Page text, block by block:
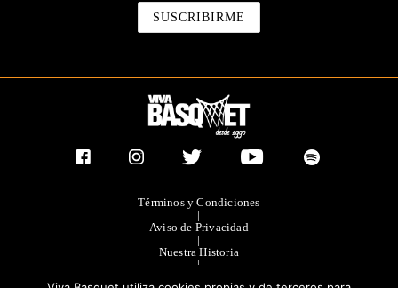
Términos y Condiciones
|
Aviso de Privacidad
|
Nuestra Historia
|